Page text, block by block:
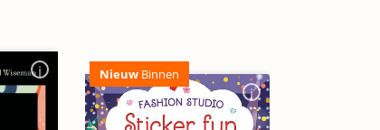
Nieuw Binnen